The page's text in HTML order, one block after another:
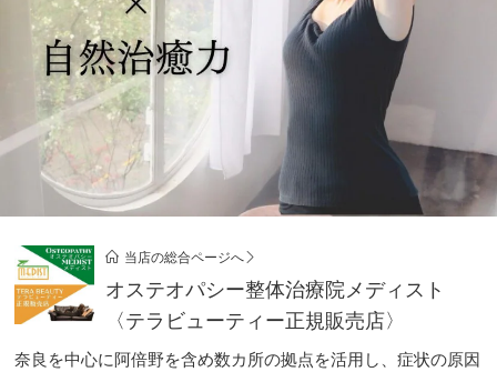
当店の総合ページへ
オステオパシー整体治療院メディスト
〈テラビューティー正規販売店〉
奈良を中心に阿倍野を含め数カ所の拠点を活用し、症状の原因